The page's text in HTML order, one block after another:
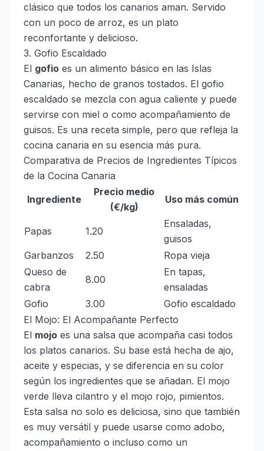
clásico que todos los canarios aman. Servido
con un poco de arroz, es un plato
reconfortante y delicioso.
3. Gofio Escaldado
El gofio es un alimento básico en las Islas
Canarias, hecho de granos tostados. El gofio
escaldado se mezcla con agua caliente y puede
servirse con miel o como acompañamiento de
guisos. Es una receta simple, pero que refleja la
cocina canaria en su esencia más pura.
Comparativa de Precios de Ingredientes Típicos
de la Cocina Canaria
Ingrediente
Precio medio
(€/kg)
Uso más común
Papas 1.20
Ensaladas,
guisos
Garbanzos
2.50
Ropa vieja
Queso de
cabra
8.00
En tapas,
ensaladas
Gofio
3.00
Gofio escaldado
El Mojo: El Acompañante Perfecto
El mojo es una salsa que acompaña casi todos
los platos canarios. Su base está hecha de ajo,
aceite y especias, y se diferencia en su color
según los ingredientes que se añadan. El mojo
verde lleva cilantro y el mojo rojo, pimientos.
Esta salsa no solo es deliciosa, sino que también
es muy versátil y puede usarse como adobo,
acompañamiento o incluso como un